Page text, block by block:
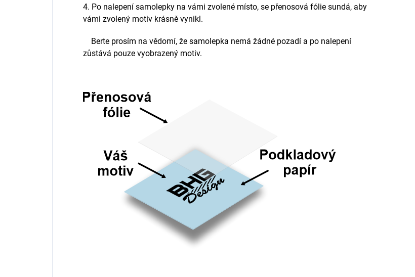
4. Po nalepení samolepky na vámi zvolené místo, se přenosová fólie sundá, aby
vámi zvolený motiv krásně vynikl.
Berte prosím na vědomí, že samolepka nemá žádné pozadí a po nalepení
zůstává pouze vyobrazený motiv.